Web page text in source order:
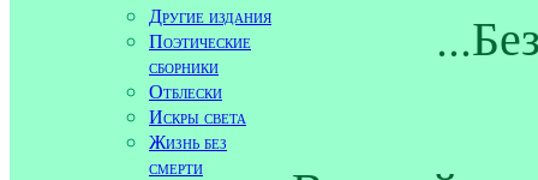
Другие издания
Поэтические
сборники
Отблески
Искры света
Жизнь без
смерти